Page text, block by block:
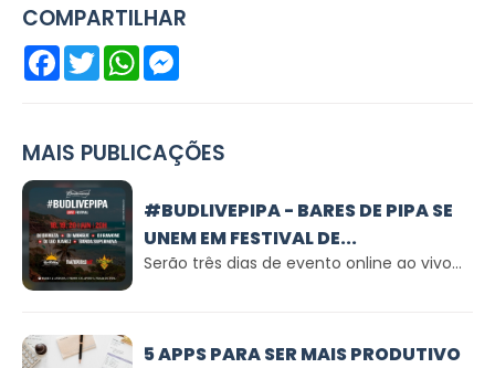
COMPARTILHAR
Facebook
TwitterWhatsApp
MAIS PUBLICAÇÕES
#BUDLIVEPIPA - BARES DE PIPA SE
UNEM EM FESTIVAL DE...
Serão três dias de evento online ao vivo...
5 APPS PARA SER MAIS PRODUTIVO